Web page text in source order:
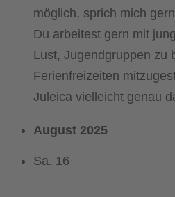
möglich, sprich mich
Du arbeitest gern mit
Lust, Jugendgruppen zu
Ferienfreizeiten
Juleica vielleicht genau
August 2025
Sa. 16